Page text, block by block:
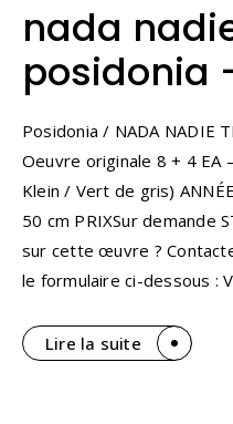
nada
posidonia
Posidonia / NADA NADIE
Oeuvre originale 8 + 4 EA
Klein / Vert de gris)
50 cm PRIXSur demande
sur cette œuvre ?
le formulaire ci-dessous :
Lire la suite